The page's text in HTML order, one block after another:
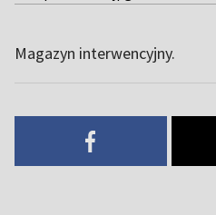
Magazyn interwencyjny.